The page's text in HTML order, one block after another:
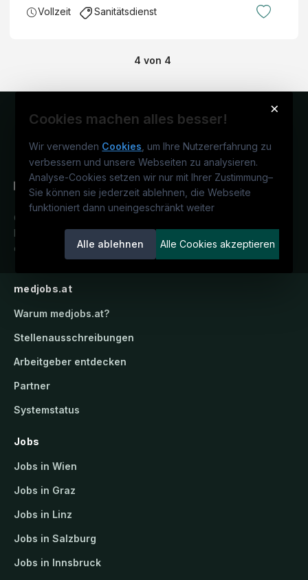
Vollzeit Sanitätsdienst
4 von 4
×
Cookies machen alles besser!
Wir verwenden Cookies , um Ihre Nutzererfahrung zu
verbessern und unsere Webseiten zu analysieren.
Analyse-Cookies setzen wir nur mit Ihrer Zustimmung–
Sie können sie jederzeit ablehnen, die Webseite
funktioniert dann uneingeschränkt weiter
Alle ablehnen Alle Cookies akzeptieren
Österreichs medizinisches
Karriereportal.Ein Service der
candidatis GmbH.
medjobs.at
Warum medjobs.at?
Stellenausschreibungen
Arbeitgeber entdecken
Partner
Systemstatus
Jobs
Jobs in Wien
Jobs in Graz
Jobs in Linz
Jobs in Salzburg
Jobs in Innsbruck